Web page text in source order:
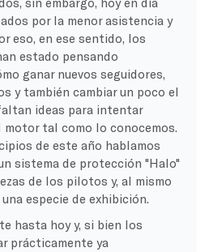
por la menor asistencia y
eso, en ese sentido, los
estado pensando
ganar nuevos seguidores,
y también cambiar un poco el
ideas para intentar
tal como lo conocemos.
de este año hablamos
sistema de protección "Halo"
de los pilotos y, al mismo
especie de exhibición.
hasta hoy y, si bien los
prácticamente ya